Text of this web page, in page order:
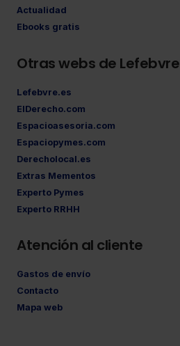
Actualidad
Ebooks gratis
Otras webs de Lefebvre
Lefebvre.es
ElDerecho.com
Espacioasesoria.com
Espaciopymes.com
Derecholocal.es
Extras Mementos
Experto Pymes
Experto RRHH
Atención al cliente
Gastos de envío
Contacto
Mapa web